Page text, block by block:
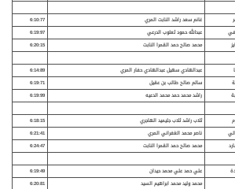
غانم سعد راشد النابت المري
6:10:77
عبدالله حمود ثعلوب الدرعي
6:19:97
محمد صالح حمد القمرا النابت 6:20:15
عبدالهادي سهيل عبدالهادي حفار المري
6:14:89
سالم صالح طالب بن عقيل
6:19:71
راشد محمد حمد محمد الدعيه 6:19:99
ثلاب راشد ثلاب جليميد الهاجري
6:18:15
ناصر محمد الغفراني المري
6:21:41
محمد صالح حمد القمرا النابت 6:24:47
علي حمد علي محمد حيدان
6:19:49
محمد وليد محمد ابراهيم السيد
6:20:81